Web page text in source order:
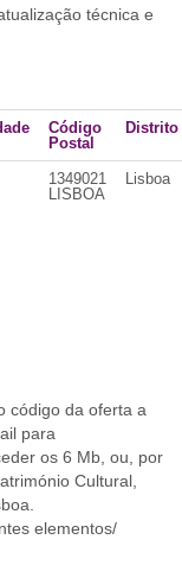
técnica e
Código
Postal
Distrito
1349021
LISBOA
Lisboa
código da oferta a
para
os 6 Mb, ou, por
Cultural,
elementos/